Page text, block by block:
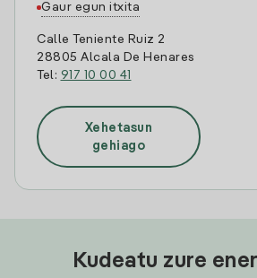
Gaur egun itxita
Calle Teniente Ruiz 2
28805 Alcala De Henares
Tel: 917 10 00 41
Xehetasun
gehiago
Kudeatu zure